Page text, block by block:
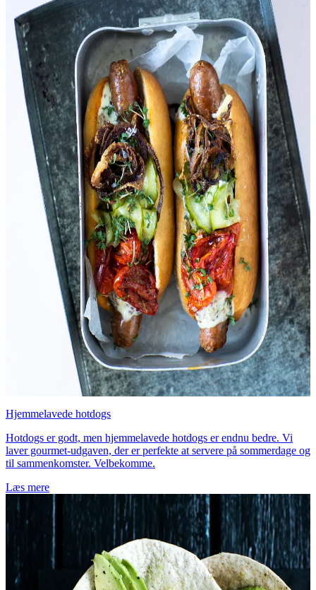
Hjemmelavede hotdogs
Hotdogs er godt, men hjemmelavede hotdogs er endnu bedre. Vi
laver gourmet-udgaven, der er perfekte at servere på sommerdage og
til sammenkomster. Velbekomme.
Læs mere